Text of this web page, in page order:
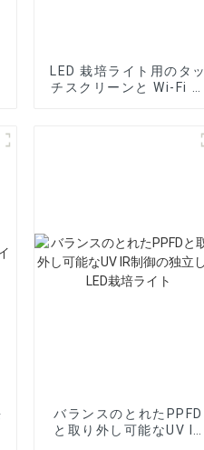
LED 栽培ライト用のタッ
チスクリーンと Wi-Fi サ
バランスのとれたPPFD
と取り外し可能なUV IR